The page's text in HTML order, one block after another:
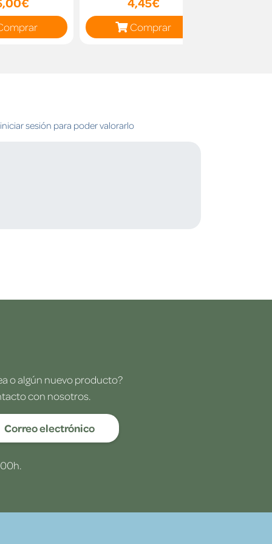
Comprar
sesión para poder valorarlo
o algún nuevo producto?
con nosotros.
Correo electrónico